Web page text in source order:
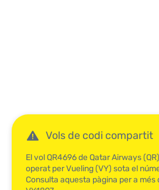
Vols de codi compartit
El vol QR4696 de Qatar Airways
operat per Vueling (VY) sota el
Consulta aquesta pàgina per a més